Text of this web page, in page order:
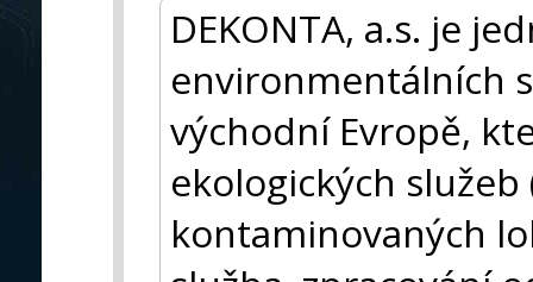
DEKONTA, a.s. je
environmentálních
východní Evropě,
ekologických
kontaminovaných